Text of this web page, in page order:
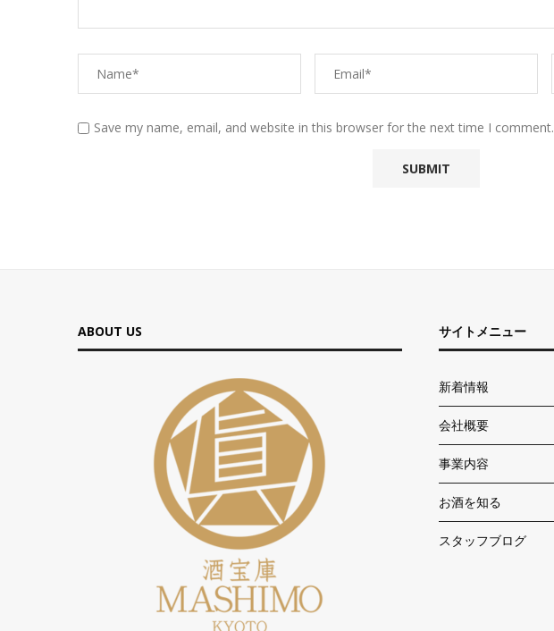
Save my name, email, and website in this browser for the next time I comment.
ABOUT US サイトメニュー
新着情報
会社概要
事業内容
お酒を知る
スタッフブログ